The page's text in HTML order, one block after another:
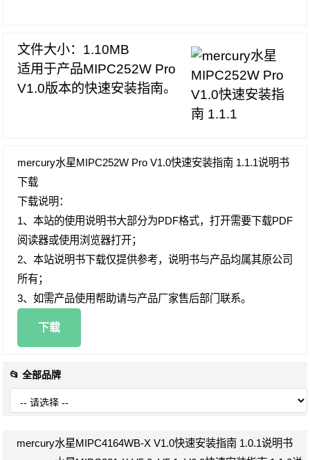
文件大小：1.10MB
适用于产品MIPC252W Pro
V1.0版本的快速安装指南。
mercury水星MIPC252W Pro V1.0快速安装指南 1.1.1说明书
下载
下载说明：
1、本站的使用说明书大部分为PDF格式，打开需要下载PDF
阅读器或使用浏览器打开；
2、本站说明书下载仅提供参考，说明书与产品均属其原公司
所有；
3、如需产品使用帮助请与产品厂家售后部门联系。
下载
📂 全部品牌
mercury水星MIPC4164WB-X V1.0快速安装指南 1.0.1说明书